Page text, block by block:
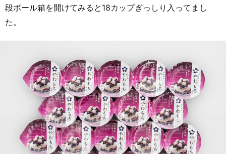
段ボール箱を開けてみると18カップぎっしり入ってまし
た。